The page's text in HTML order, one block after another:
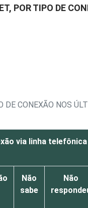
POR TIPO DE
DE CONEXÃO NOS
via linha
Não
sabe
Não